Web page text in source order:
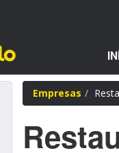
Empresas